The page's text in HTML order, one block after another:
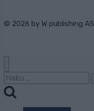
© 2026 by W publishing AS
Haku: